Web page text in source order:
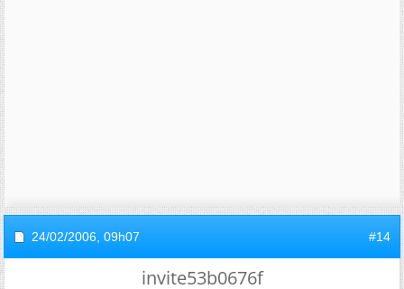
24/02/2006, 09h07 #14
invite53b0676f